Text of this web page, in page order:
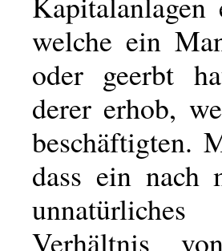
welche ein
oder geerbt
derer erhob,
beschäftigten.
dass ein nach
Verhältnis